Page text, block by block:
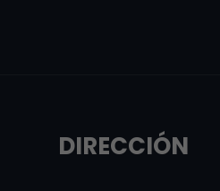
DIRECCIÓN